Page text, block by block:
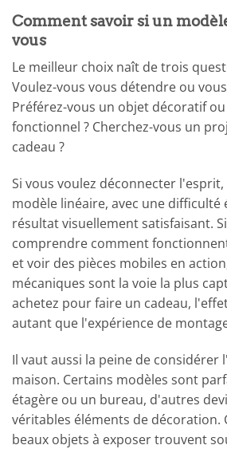
Comment savoir si un
vous
Le meilleur choix naît de trois
Voulez-vous vous détendre ou
Préférez-vous un objet décoratif
fonctionnel ? Cherchez-vous un
cadeau ?
Si vous voulez déconnecter
modèle linéaire, avec une difficulté
résultat visuellement satisfaisant.
comprendre comment
et voir des pièces mobiles en
mécaniques sont la voie la plus
achetez pour faire un cadeau,
autant que l'expérience de
Il vaut aussi la peine de considérer
maison. Certains modèles sont
étagère ou un bureau, d'autres
véritables éléments de décoration.
beaux objets à exposer trouvent